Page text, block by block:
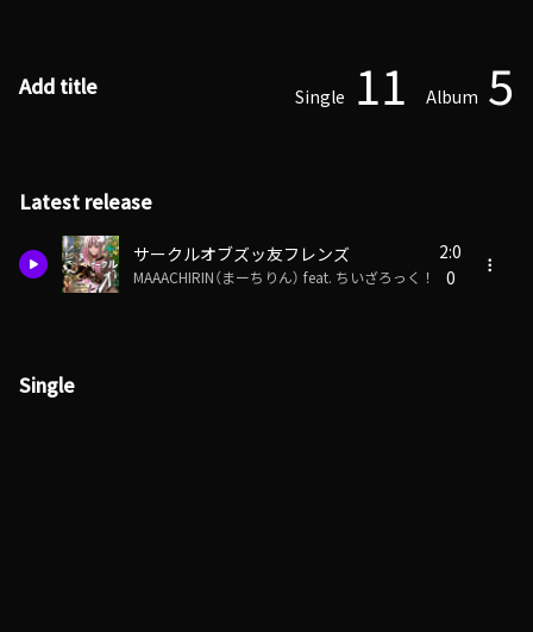
Add title Single 11 Album 5
Latest release
サークルオブズッ友フレンズ
MAAACHIRIN（まーちりん） feat. ちいざろっく！
2:0
0
Single